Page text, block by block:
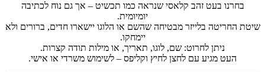
בחרנו בעט זהב קלאסי שנראה כמו תכשיט – אך גם נוח לכתיבה
יומיומית.
שיטת החריטה בלייזר מבטיחה שהשם או הלוגו יישארו חדים, ברורים ולא
יימחקו.
ניתן לחרוט: שם, לוגו, תאריך, או מילות תודה קצרות.
העט מגיע עם לחצן לחיץ וקליפס – לשימוש משרדי או אישי.